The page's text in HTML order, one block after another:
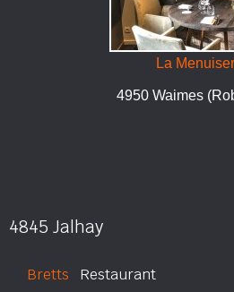
La
4950 Waimes
4845 Jalhay
Bretts Restaurant